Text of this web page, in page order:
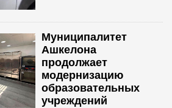
Муниципалитет
Ашкелона
продолжает
модернизацию
образовательных
учреждений